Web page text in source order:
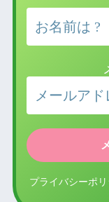
プライバシーポ